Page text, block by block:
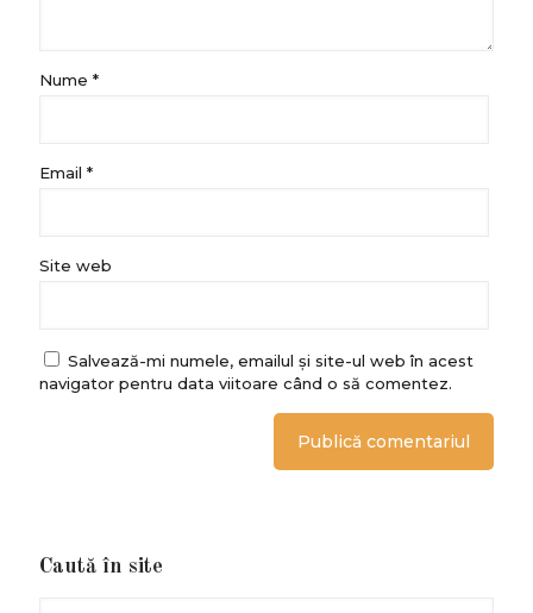
Nume *
Email *
Site web
Salvează-mi numele, emailul și site-ul web în acest
navigator pentru data viitoare când o să comentez.
Caută în site